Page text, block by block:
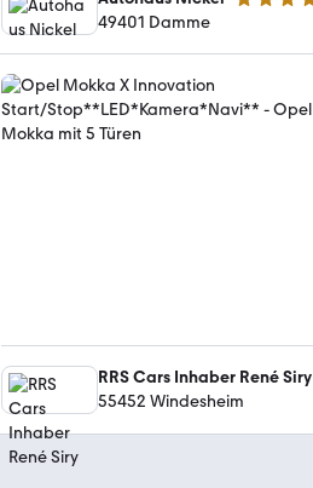
4.8 Sterne
49401 Damme
RRS Cars Inhaber René Siry
55452 Windesheim